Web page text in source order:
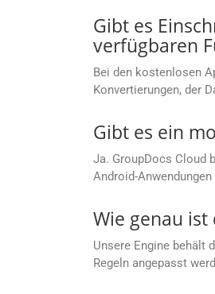
Gibt es
verfügbaren
Bei den kostenlosen
Konvertierungen, der
Gibt es ein
Ja. GroupDocs Cloud
Android-
Wie genau
Unsere Engine behält
Regeln angepasst